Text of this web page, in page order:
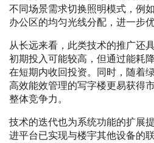
不同场景需求切换照明模式，例
办公区的均匀光线分配，进一步
从长远来看，此类技术的推广还
初期投入可能较高，但通过能耗
在短期内收回投资。同时，随着
高效能效管理的写字楼更易获得
整体竞争力。
技术的迭代也为系统功能的扩展
进平台已实现与楼宇其他设备的